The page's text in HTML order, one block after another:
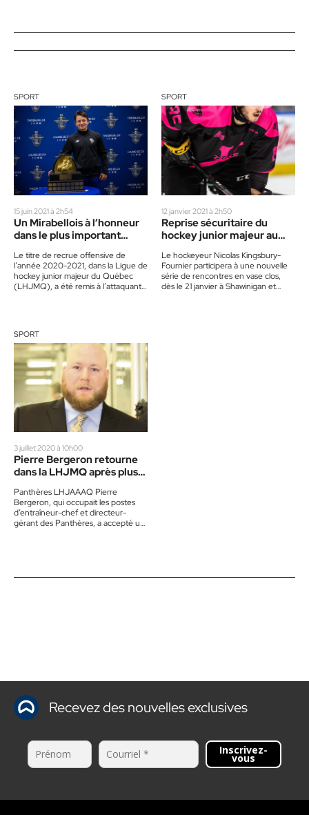
SPORT
15 juin 2021 à 2h54
Un Mirabellois à l’honneur
dans le plus important
Le titre de recrue offensive de
l’année 2020-2021, dans la Ligue de
hockey junior majeur du Québec
(LHJMQ), a été remis à l’attaquant
SPORT
12 janvier 2021 à 2h50
Reprise sécuritaire du
hockey junior majeur au
Le hockeyeur Nicolas Kingsbury-
Fournier participera à une nouvelle
série de rencontres en vase clos,
dès le 21 janvier à Shawinigan et
SPORT
3 juillet 2020 à 10h00
Pierre Bergeron retourne
dans la LHJMQ après plus
Jérôme
Panthères LHJAAAQ Pierre
Bergeron, qui occupait les postes
d’entraîneur-chef et directeur-
gérant des Panthères, a accepté un
Recevez des nouvelles exclusives
Inscrivez-
vous